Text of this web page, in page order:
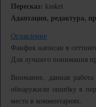
Пересказ: kasket
Адаптация, редактура,
Оглавление
Фанфик написан в
Для лучшего понимания
Внимание, данная
обнаружили ошибку в
место в комментариях.